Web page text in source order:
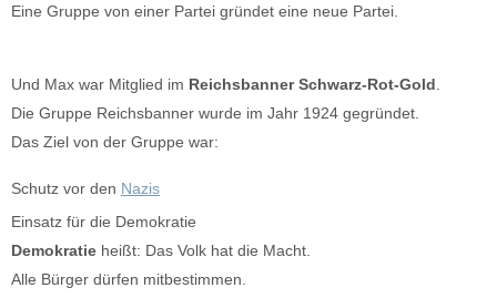
Eine Gruppe von einer Partei gründet eine neue Partei.
Und Max war Mitglied im Reichsbanner Schwarz-Rot-Gold
Die Gruppe Reichsbanner wurde im Jahr 1924 gegründet.
Das Ziel von der Gruppe war:
Schutz vor den Nazis
Einsatz für die Demokratie
Demokratie heißt: Das Volk hat die Macht.
Alle Bürger dürfen mitbestimmen.